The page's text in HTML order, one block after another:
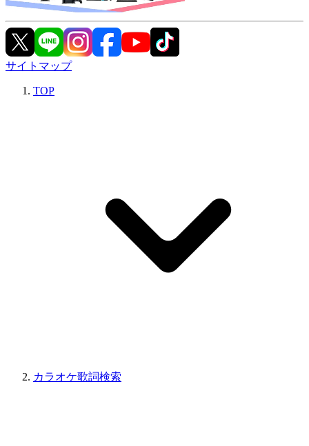
サイトマップ
TOP
カラオケ歌詞検索